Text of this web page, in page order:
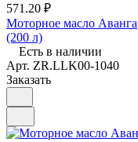
571.20 ₽
Моторное масло
(200 л)
Есть в наличии
Арт. ZR.LLK00-1040
Заказать